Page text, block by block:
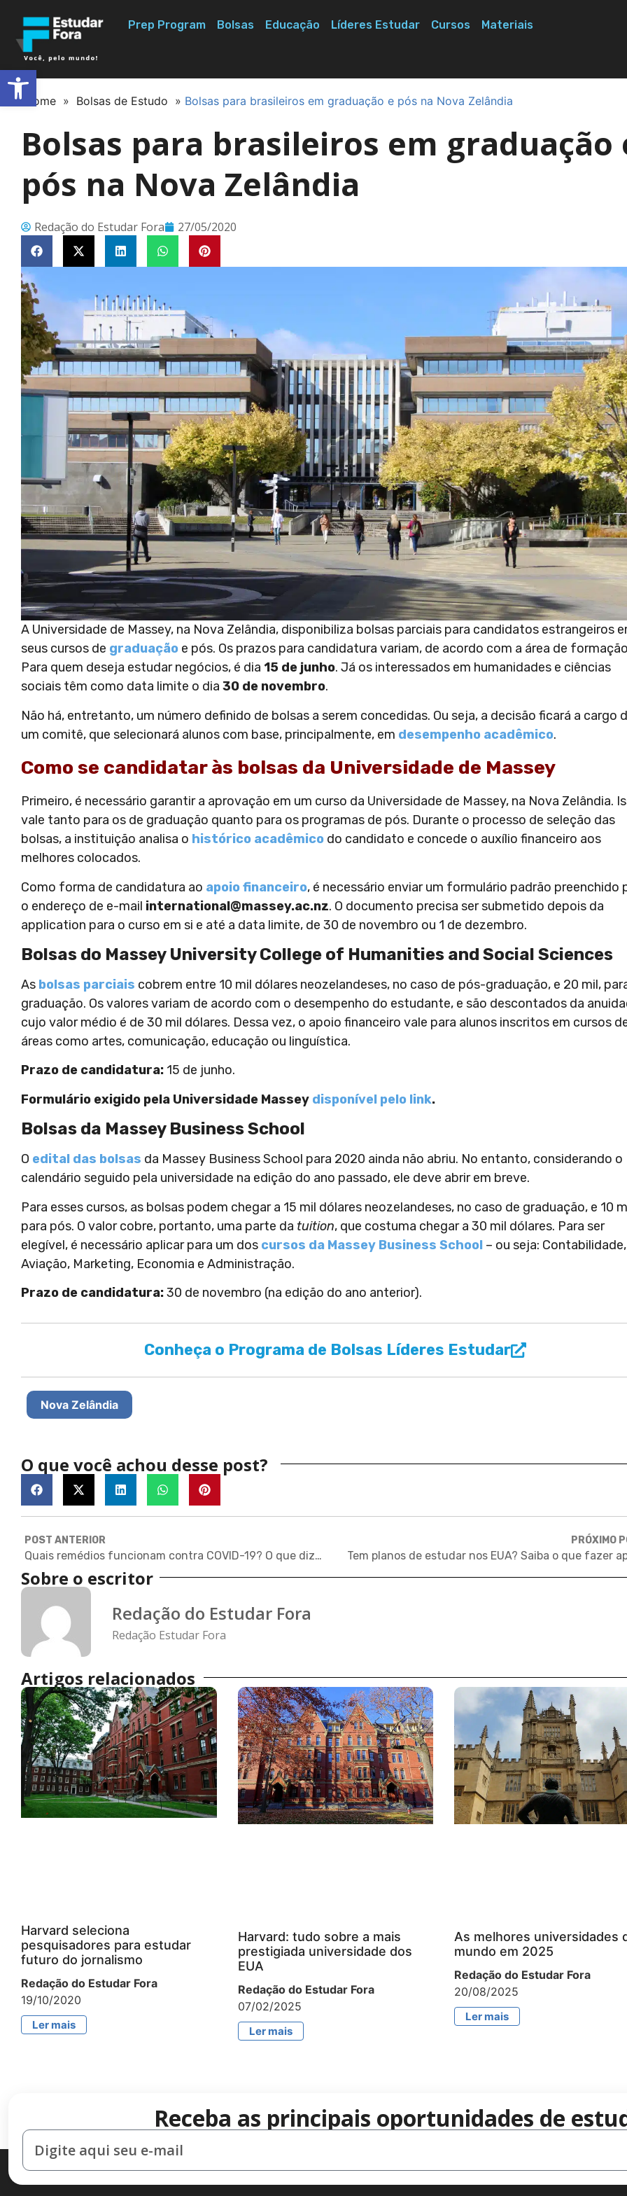
Prep Program Bolsas Educação Líderes Estudar Cursos Materiais
Home » Bolsas de Estudo » Bolsas para brasileiros em graduação e pós na Nova Zelândia
Bolsas para brasileiros em graduação
pós na Nova Zelândia
Redação do Estudar Fora 27/05/2020
A Universidade de Massey, na Nova Zelândia, disponibiliza bolsas parciais para candidatos estrangeiros
seus cursos de graduação e pós. Os prazos para candidatura variam, de acordo com a área de
Para quem deseja estudar negócios, é dia 15 de junho. Já os interessados em humanidades e ciências
sociais têm como data limite o dia 30 de novembro.
Não há, entretanto, um número definido de bolsas a serem concedidas. Ou seja, a decisão ficará a cargo
um comitê, que selecionará alunos com base, principalmente, em desempenho acadêmico.
Como se candidatar às bolsas da Universidade de Massey
Primeiro, é necessário garantir a aprovação em um curso da Universidade de Massey, na Nova Zelândia.
vale tanto para os de graduação quanto para os programas de pós. Durante o processo de seleção das
bolsas, a instituição analisa o histórico acadêmico do candidato e concede o auxílio financeiro aos
melhores colocados.
Como forma de candidatura ao apoio financeiro, é necessário enviar um formulário padrão preenchido
o endereço de e-mail international@massey.ac.nz. O documento precisa ser submetido depois da
application para o curso em si e até a data limite, de 30 de novembro ou 1 de dezembro.
Bolsas do Massey University College of Humanities and Social Sciences
As bolsas parciais cobrem entre 10 mil dólares neozelandeses, no caso de pós-graduação, e 20 mil,
graduação. Os valores variam de acordo com o desempenho do estudante, e são descontados da
cujo valor médio é de 30 mil dólares. Dessa vez, o apoio financeiro vale para alunos inscritos em cursos
áreas como artes, comunicação, educação ou linguística.
Prazo de candidatura: 15 de junho.
Formulário exigido pela Universidade Massey disponível pelo link.
Bolsas da Massey Business School
O edital das bolsas da Massey Business School para 2020 ainda não abriu. No entanto, considerando o
calendário seguido pela universidade na edição do ano passado, ele deve abrir em breve.
Para esses cursos, as bolsas podem chegar a 15 mil dólares neozelandeses, no caso de graduação, e 10
para pós. O valor cobre, portanto, uma parte da tuition, que costuma chegar a 30 mil dólares. Para ser
elegível, é necessário aplicar para um dos cursos da Massey Business School – ou seja: Contabilidade,
Aviação, Marketing, Economia e Administração.
Prazo de candidatura:30 de novembro (na edição do ano anterior).
Conheça o Programa de Bolsas Líderes Estudar
Nova Zelândia
O que você achou desse post?
POST ANTERIOR
Quais remédios funcionam contra COVID-19? O que dizem as principais pesquisas
PRÓXIMO
Sobre o escritor
Redação do Estudar Fora
Redação Estudar Fora
Artigos relacionados
Harvard seleciona
pesquisadores para estudar
futuro do jornalismo
Redação do Estudar Fora
19/10/2020
Ler mais
Harvard: tudo sobre a mais
prestigiada universidade dos
EUA
Redação do Estudar Fora
07/02/2025
Ler mais
As melhores universidades
mundo em 2025
Redação do Estudar Fora
20/08/2025
Ler mais
Receba as principais oportunidades de
Abrir a barra de ferramentas